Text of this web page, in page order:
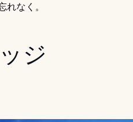
なく。
ジ